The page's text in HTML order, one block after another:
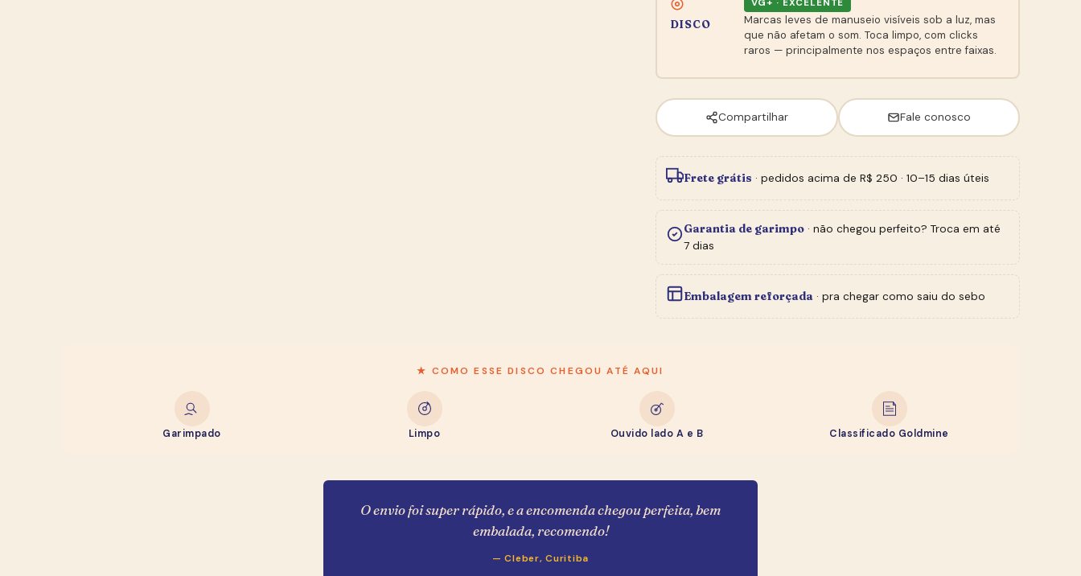
DISCO
VG+ · EXCELENTE
Marcas leves de manuseio visíveis sob a luz, mas
que não afetam o som. Toca limpo, com clicks
raros — principalmente nos espaços entre faixas.
Compartilhar Fale conosco
Frete grátis · pedidos acima de R$ 250 · 10–15 dias úteis
Garantia de garimpo · não chegou perfeito? Troca em até
7 dias
Embalagem reforçada · pra chegar como saiu do sebo
★ COMO ESSE DISCO CHEGOU ATÉ AQUI
Garimpado Limpo Ouvido lado A e B Classificado Goldmine
O envio foi super rápido, e a encomenda chegou perfeita, bem
embalada, recomendo!
— Cleber, Curitiba